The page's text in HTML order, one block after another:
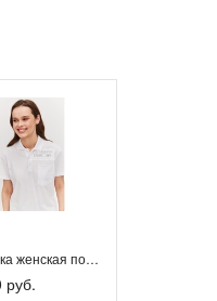
Футболка женская поло с коротким рукавом
руб.